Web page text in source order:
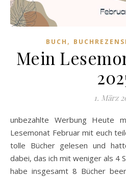
BUCH ,
Mein
1. März
unbezahlte Werbung Heute möchte ich gerne meinen
Lesemonat Februar mit euch
tolle Bücher gelesen und
dabei, das ich mit weniger als 4
habe insgesamt 8 Bücher